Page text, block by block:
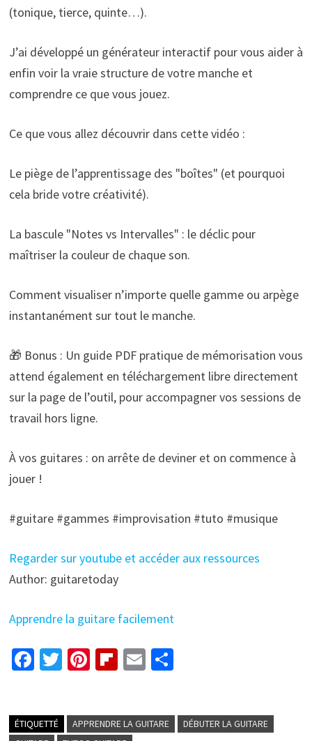
(tonique, tierce, quinte…).
J’ai développé un générateur interactif pour vous aider à
enfin voir la vraie structure de votre manche et
comprendre ce que vous jouez.
Ce que vous allez découvrir dans cette vidéo :
Le piège de l’apprentissage des "boîtes" (et pourquoi
cela bride votre créativité).
La bascule "Notes vs Intervalles" : le déclic pour
maîtriser la couleur de chaque son.
Comment visualiser n’importe quelle gamme ou arpège
instantanément sur tout le manche.
🎁 Bonus : Un guide PDF pratique de mémorisation vous
attend également en téléchargement libre directement
sur la page de l’outil, pour accompagner vos sessions de
travail hors ligne.
À vos guitares : on arrête de deviner et on commence à
jouer !
#guitare #gammes #improvisation #tuto #musique
Regarder sur youtube et accéder aux ressources
Author: guitaretoday
Apprendre la guitare facilement
Fa
o
T
er
Pi
es
Fl
o
E
l
P
ge
ÉTIQUETTÉ APPRENDRE LA GUITARE
DÉBUTER LA GUITARE